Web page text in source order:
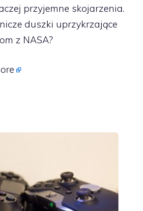
przyjemne skojarzenia.
duszki uprzykrzające
z NASA?